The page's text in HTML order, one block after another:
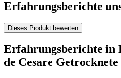
Erfahrungsberichte
Dieses Produkt bewerten
Erfahrungsberichte in
de Cesare